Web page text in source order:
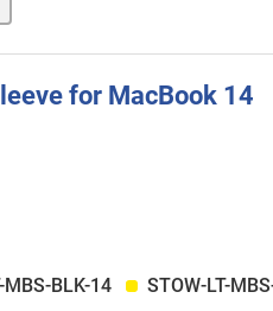
for MacBook 14
MBS-BLK-14 STOW-LT-